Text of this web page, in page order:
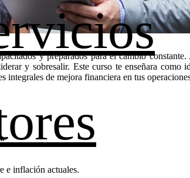
y preparados para el cambio
y sobresalir. Este curso te enseñara como
integrales de mejora financiera en tus
e inflación actuales.